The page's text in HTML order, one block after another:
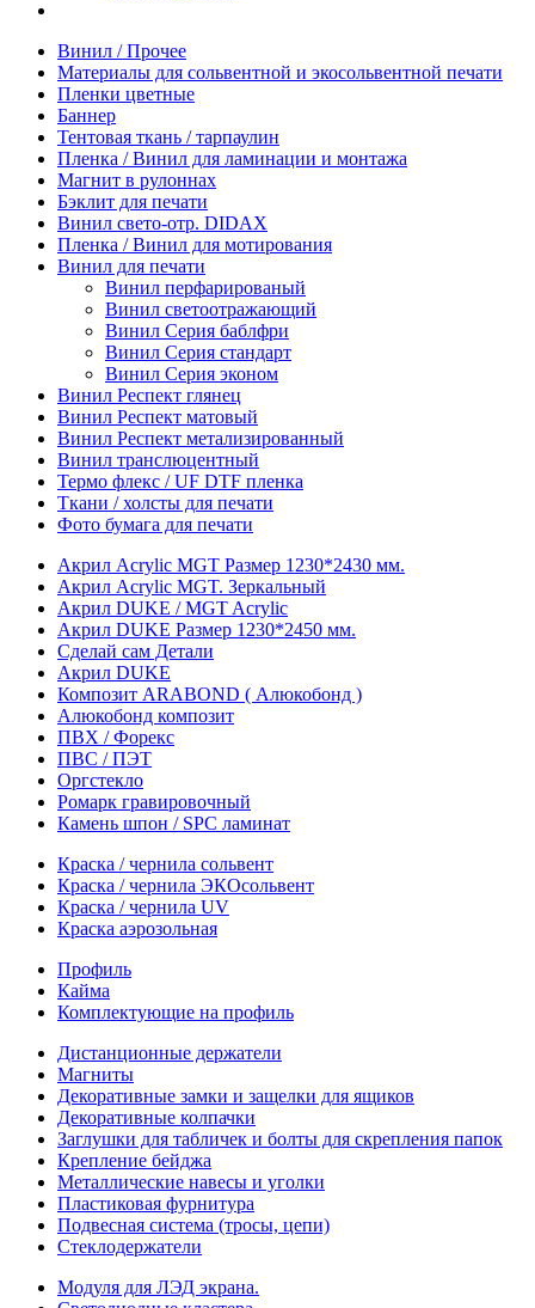
Винил / Прочее
Материалы для сольвентной и экосольвентной печати
Пленки цветные
Баннер
Тентовая ткань / тарпаулин
Пленка / Винил для ламинации и монтажа
Магнит в рулоннах
Бэклит для печати
Винил свето-отр. DIDAX
Пленка / Винил для мотирования
Винил для печати
Винил перфарированый
Винил светоотражающий
Винил Серия баблфри
Винил Серия стандарт
Винил Серия эконом
Винил Респект глянец
Винил Респект матовый
Винил Респект метализированный
Винил транслюцентный
Термо флекс / UF DTF пленка
Ткани / холсты для печати
Фото бумага для печати
Акрил Acrylic MGT Размер 1230*2430 мм.
Акрил Acrylic MGT. Зеркальный
Акрил DUKE / MGT Acrylic
Акрил DUKE Размер 1230*2450 мм.
Сделай сам Детали
Акрил DUKE
Композит ARABOND ( Алюкобонд )
Алюкобонд композит
ПВХ / Форекс
ПВС / ПЭТ
Оргстекло
Ромарк гравировочный
Камень шпон / SPC ламинат
Краска / чернила сольвент
Краска / чернила ЭКОсольвент
Краска / чернила UV
Краска аэрозольная
Профиль
Кайма
Комплектующие на профиль
Дистанционные держатели
Магниты
Декоративные замки и защелки для ящиков
Декоративные колпачки
Заглушки для табличек и болты для скрепления папок
Крепление бейджа
Металлические навесы и уголки
Пластиковая фурнитура
Подвесная система (тросы, цепи)
Стеклодержатели
Модуля для ЛЭД экрана.